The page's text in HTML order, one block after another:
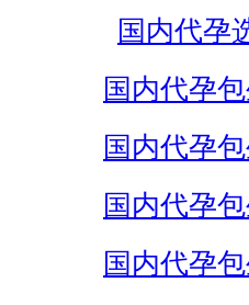
国内代孕
国内代孕
国内代孕
国内代孕
国内代孕